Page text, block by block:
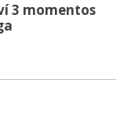
3 momentos